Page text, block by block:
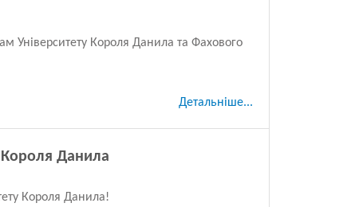
Університету Короля Данила та Фахового
Детальніше...
Короля Данила
Короля Данила!